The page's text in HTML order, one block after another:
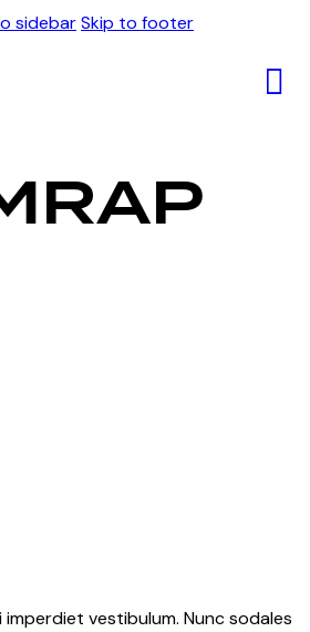
sidebarSkip to footer
imperdiet vestibulum. Nunc sodales